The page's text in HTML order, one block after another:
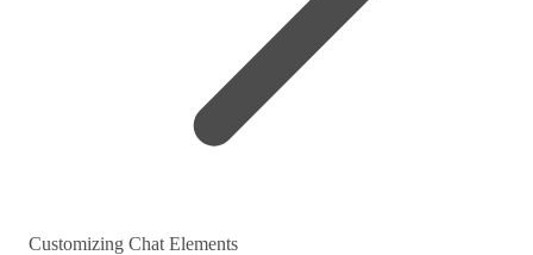
Customizing Chat Elements